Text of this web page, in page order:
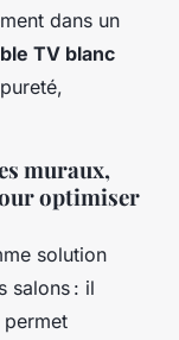
dans un
TV blanc
muraux,
optimiser
solution
salons : il